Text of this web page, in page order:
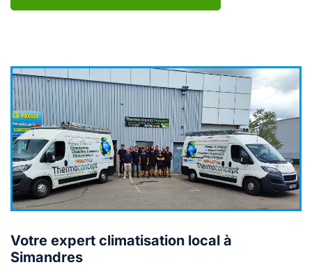
Votre expert climatisation local à
Simandres